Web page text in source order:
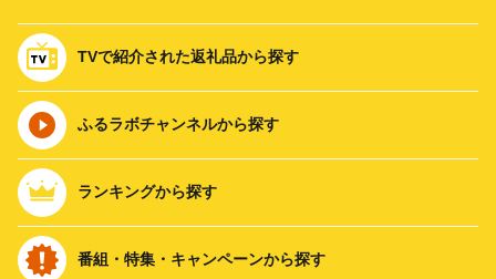
TVで紹介された返礼品から探す
ふるラボチャンネルから探す
ランキングから探す
番組・特集・キャンペーンから探す